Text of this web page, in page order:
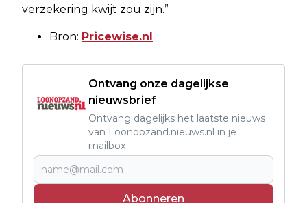
verzekering kwijt zou zijn.”
Bron: Pricewise.nl
Ontvang onze dagelijkse
nieuwsbrief
Ontvang dagelijks het laatste nieuws
van Loonopzand.nieuws.nl in je
mailbox
Abonneren